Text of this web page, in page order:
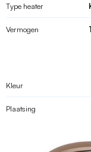
Type heater
Vermogen
Kleur
Plaatsing